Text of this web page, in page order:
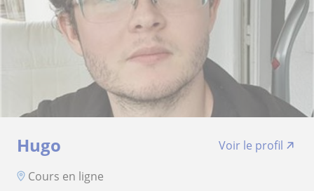
Hugo
Voir le profil
Cours en ligne